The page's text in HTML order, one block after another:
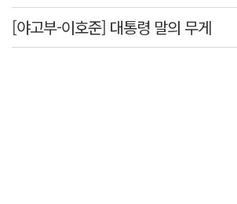
[야고부-이호준] 대통령 말의 무게